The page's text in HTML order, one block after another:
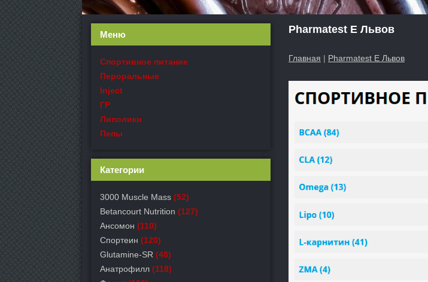
Pharmatest E Львов
Главная | Pharmatest E Львов
Меню
Спортивное питание
Пероральные
Inject
ГР
Липолики
Пепы
Категории
3000 Muscle Mass (52)
Betancourt Nutrition (127)
Ансомон (110)
Спортеин (120)
Glutamine-SR (48)
Анатрофилл (118)